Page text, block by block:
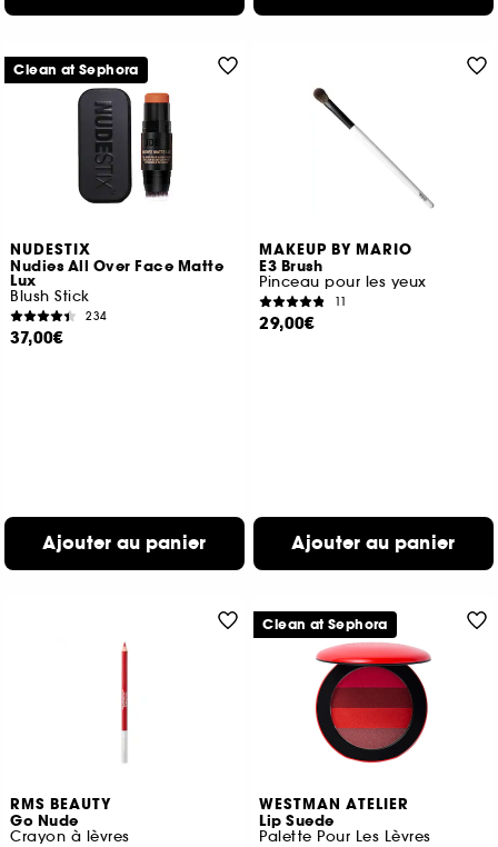
NUDESTIX
Nudies All Over Face Matte
Lux
Blush Stick
234
37,00€
Ajouter au panier
Clean at Sephora
MAKEUP BY MARIO
E3 Brush
Pinceau pour les yeux
11
29,00€
Ajouter au panier
RMS BEAUTY
Go Nude
Crayon à lèvres
WESTMAN ATELIER
Lip Suede
Palette Pour Les Lèvres
Clean at Sephora